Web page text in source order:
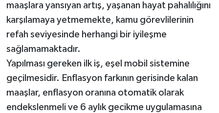
maaşlara yansıyan artış, yaşanan hayat pahalılığını
karşılamaya yetmemekte, kamu görevlilerinin
refah seviyesinde herhangi bir iyileşme
sağlamamaktadır.
Yapılması gereken ilk iş, eşel mobil sistemine
geçilmesidir. Enflasyon farkının gerisinde kalan
maaşlar, enflasyon oranına otomatik olarak
endekslenmeli ve 6 aylık gecikme uygulamasına